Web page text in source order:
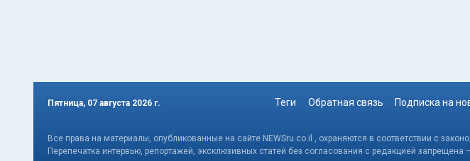
Пятница, 07 августа 2026 г. Теги Обратная связь Подписка на
Все права на материалы, опубликованные на сайте NEWSru.co.il , охраняются в соответствии с
Перепечатка интервью, репортажей, эксклюзивных статей без согласования с редакцией